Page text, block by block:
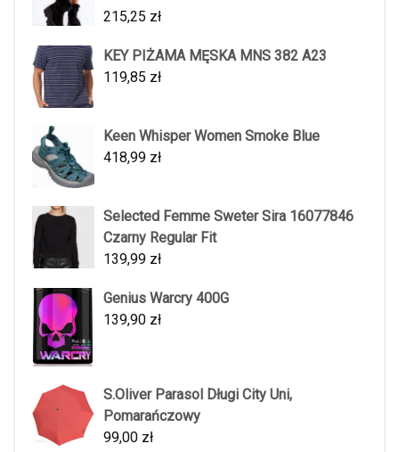
215,25 zł
KEY PIŻAMA MĘSKA MNS 382 A23
119,85 zł
Keen Whisper Women Smoke Blue
418,99 zł
Selected Femme Sweter Sira 16077846
Czarny Regular Fit
139,99 zł
Genius Warcry 400G
139,90 zł
S.Oliver Parasol Długi City Uni,
Pomarańczowy
99,00 zł